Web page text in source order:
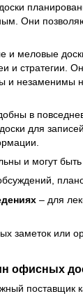
Они
и меловые
и стратегии.
и незаменимы
в
для
и могут
– для
заметок или
офисных
поставщик